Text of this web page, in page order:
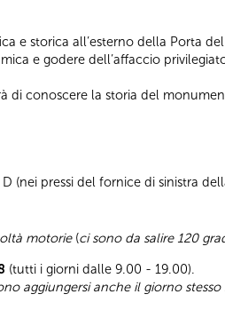
e storica all’esterno della Porta
e godere dell’affaccio
di conoscere la storia del
(nei pressi del fornice di sinistra
motorie(ci sono da salire 120
(tutti i giorni dalle 9.00 - 19.00).
aggiungersi anche il giorno